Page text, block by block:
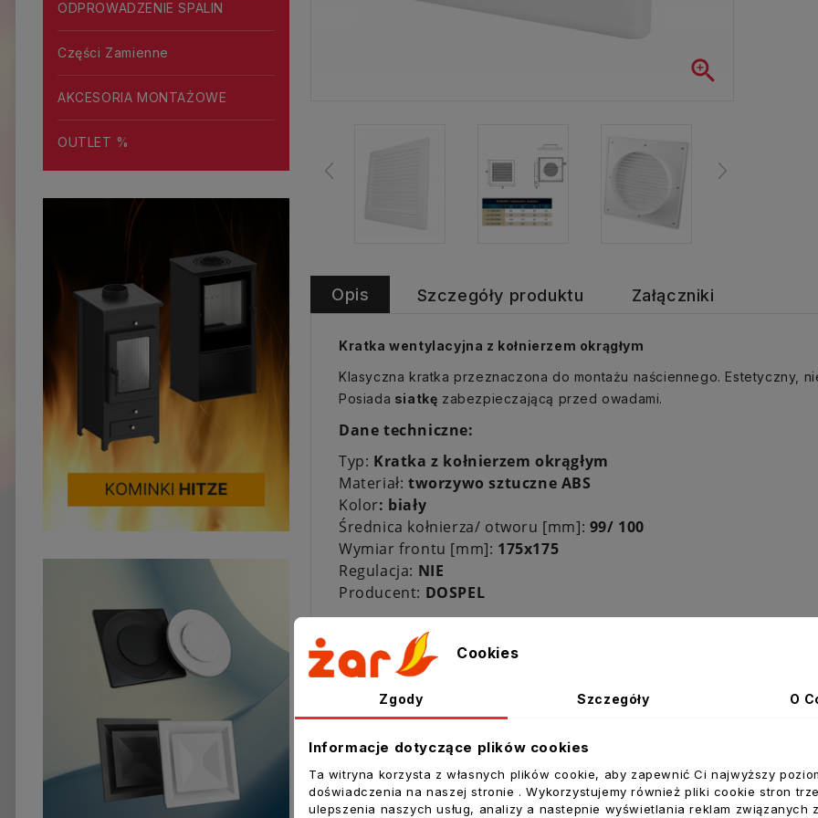
ODPROWADZENIE SPALIN
Części Zamienne
AKCESORIA MONTAŻOWE
OUTLET %

Opis Szczegóły produktu Załączniki
Kratka wentylacyjna z kołnierzem okrągłym
Klasyczna kratka przeznaczona do montażu naściennego. Estetyczny,
Posiada siatkę zabezpieczającą przed owadami.
Dane techniczne:
Typ: Kratka z kołnierzem okrągłym
Materiał: tworzywo sztuczne ABS
Kolor: biały
Średnica kołnierza/ otworu [mm]: 99/ 100
Wymiar frontu [mm]: 175x175
Regulacja: NIE
Producent: DOSPEL
Inne produkty w tej kategorii:
Cookies
Zgody Szczegóły O
Informacje dotyczące plików cookies
Ta witryna korzysta z własnych plików cookie, aby zapewnić Ci najwyższy
doświadczenia na naszej stronie . Wykorzystujemy również pliki cookie stron
ulepszenia naszych usług, analizy a nastepnie wyświetlania reklam związanych